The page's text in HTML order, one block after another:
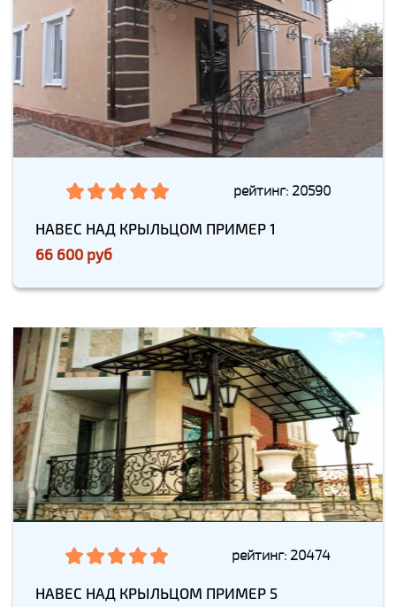
рейтинг: 20590
НАВЕС НАД КРЫЛЬЦОМ ПРИМЕР 1
66 600 руб
рейтинг: 20474
НАВЕС НАД КРЫЛЬЦОМ ПРИМЕР 5